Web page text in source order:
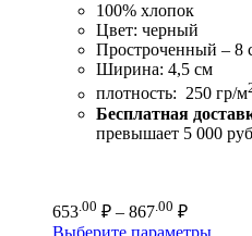
100% хлопок
Цвет: черный
Простроченный – 8
Ширина: 4,5 см
плотность: 250 гр/м
Бесплатная
превышает 5 000
653 .00 ₽ – 867 .00 ₽Диапазон
цен:
Выберите параметры